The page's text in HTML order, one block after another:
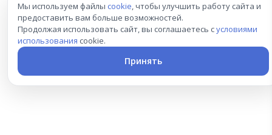
Мы используем файлы cookie, чтобы улучшить работу сайта и
предоставить вам больше возможностей.
Продолжая использовать сайт, вы соглашаетесь сусловиями
использования cookie.
Принять